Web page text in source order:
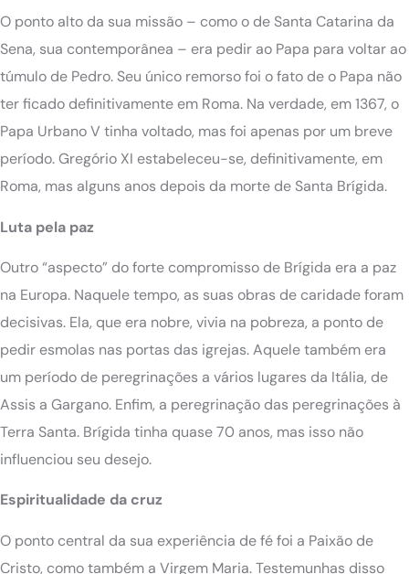
O ponto alto da sua missão – como o de Santa Catarina da
Sena, sua contemporânea – era pedir ao Papa para voltar ao
túmulo de Pedro. Seu único remorso foi o fato de o Papa não
ter ficado definitivamente em Roma. Na verdade, em 1367, o
Papa Urbano V tinha voltado, mas foi apenas por um breve
período. Gregório XI estabeleceu-se, definitivamente, em
Roma, mas alguns anos depois da morte de Santa Brígida.
Luta pela paz
Outro “aspecto” do forte compromisso de Brígida era a paz
na Europa. Naquele tempo, as suas obras de caridade foram
decisivas. Ela, que era nobre, vivia na pobreza, a ponto de
pedir esmolas nas portas das igrejas. Aquele também era
um período de peregrinações a vários lugares da Itália, de
Assis a Gargano. Enfim, a peregrinação das peregrinações à
Terra Santa. Brígida tinha quase 70 anos, mas isso não
influenciou seu desejo.
Espiritualidade da cruz
O ponto central da sua experiência de fé foi a Paixão de
Cristo, como também a Virgem Maria. Testemunhas disso